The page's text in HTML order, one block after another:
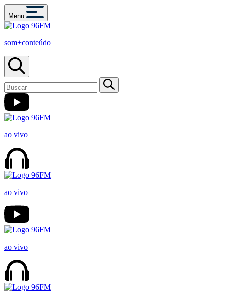
Menu
som+conteúdo
ao vivo
ao vivo
ao vivo